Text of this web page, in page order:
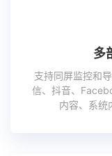
多
支持同屏监控和
信、抖音、
内容、系统